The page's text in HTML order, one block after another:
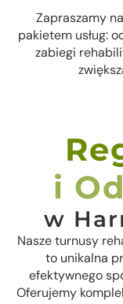
Zapraszamy
pakietem usług:
zabiegi
i
w
Nasze turnusy
to unikalna
efektywnego
Oferujemy